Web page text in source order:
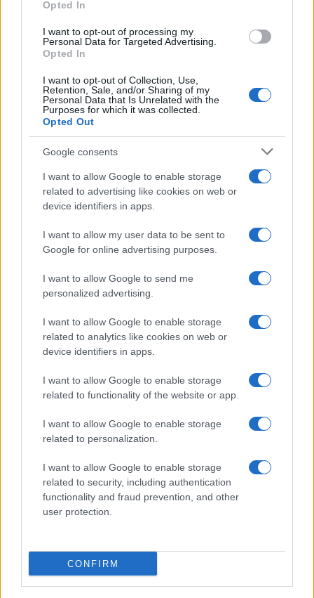
Opted In
I want to opt-out of processing my
Personal Data for Targeted Advertising.
Opted In
I want to opt-out of Collection, Use,
Retention, Sale, and/or Sharing of my
Personal Data that Is Unrelated with the
Purposes for which it was collected.
Opted Out
Google consents
I want to allow Google to enable storage
related to advertising like cookies on web or
device identifiers in apps.
I want to allow my user data to be sent to
Google for online advertising purposes.
I want to allow Google to send me
personalized advertising.
I want to allow Google to enable storage
related to analytics like cookies on web or
device identifiers in apps.
I want to allow Google to enable storage
related to functionality of the website or app.
I want to allow Google to enable storage
related to personalization.
I want to allow Google to enable storage
related to security, including authentication
functionality and fraud prevention, and other
user protection.
CONFIRM
un gesto di civiltà
sfocia nella
violenza
aperta per la
sicurezza di Roma
ARTICOLI CORRELATI
Christmas World a Roma, la Capitale ospiterà il
Alla Galleria Giovanni XXIII arriva l’autovelox. Multe
per chi supera il limite. Dal 30 marzo
Audio Zaniolo, la ragazza coinvolta fa chiarezza sulle
ULTIME NOTIZIE